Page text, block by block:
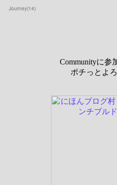
Journey(14)